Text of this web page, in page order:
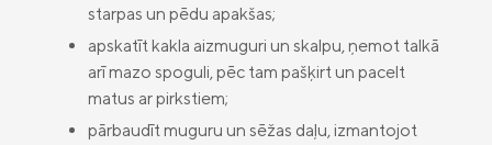
starpas un pēdu apakšas;
apskatīt kakla aizmuguri un skalpu, ņemot talkā
arī mazo spoguli, pēc tam pašķirt un pacelt
matus ar pirkstiem;
pārbaudīt muguru un sēžas daļu, izmantojot